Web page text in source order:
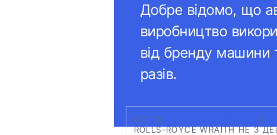
Добре відомо, що
виробництво
від бренду машини
разів.
ФОТО:
ROLLS-ROYCE WRAITH НЕ